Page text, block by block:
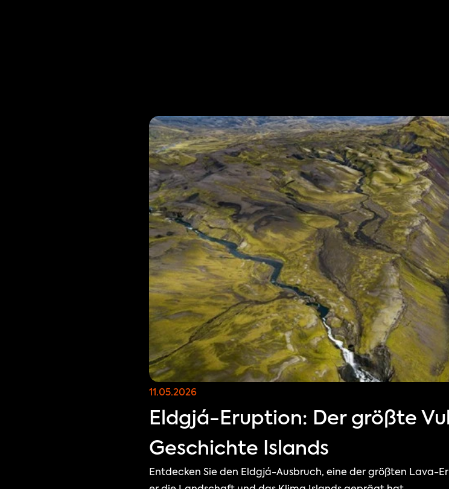
11.05.2026
Eldgjá-Eruption: Der größte
Geschichte Islands
Entdecken Sie den Eldgjá-Ausbruch, eine der größten Lava-